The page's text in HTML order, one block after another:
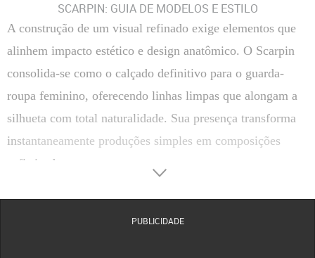
SCARPIN: GUIA DE MODELOS E ESTILO
A construção de um visual refinado exige elementos que
alinhem impacto estético e design anatômico. O Scarpin
consolida-se como o calçado definitivo para o guarda-
roupa feminino, oferecendo linhas limpas que alongam a
silhueta com total naturalidade. Sua presença transforma
instantaneamente produções simples em composições
sofisticadas.
PUBLICIDADE